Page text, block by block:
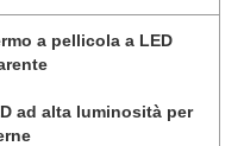
a pellicola a LED
ad alta luminosità per